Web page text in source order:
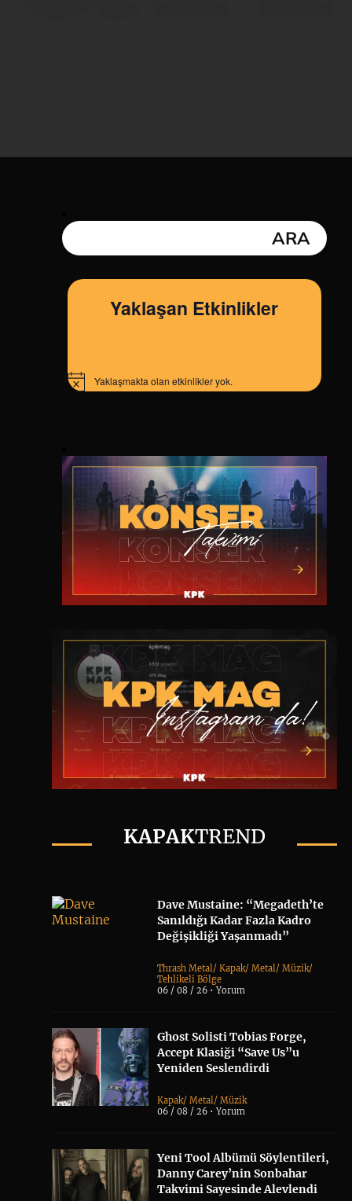
Yaklaşan Etkinlikler
Notice Yaklaşmakta olan etkinlikler yok.
KAPAKTREND
Dave Mustaine: “Megadeth’te
Sanıldığı Kadar Fazla Kadro
Değişikliği Yaşanmadı”
Thrash Metal/Kapak/Metal/Müzik/
Tehlikeli Bölge
06 / 08 / 26 •Yorum
Ghost Solisti Tobias Forge,
Accept Klasiği “Save Us”u
Yeniden Seslendirdi
Kapak/Metal/Müzik
06 / 08 / 26 •Yorum
Yeni Tool Albümü Söylentileri,
Danny Carey’nin Sonbahar
Takvimi Sayesinde Alevlendi